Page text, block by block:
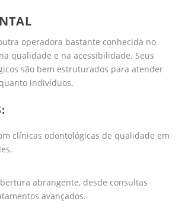
operadora bastante conhecida no
qualidade e na acessibilidade. Seus
são bem estruturados para atender
indivíduos.
clínicas odontológicas de qualidade em
abrangente, desde consultas
avançados.